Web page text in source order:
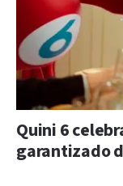
Quini 6
garantizado